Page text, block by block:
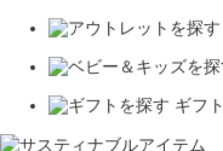
ギフト